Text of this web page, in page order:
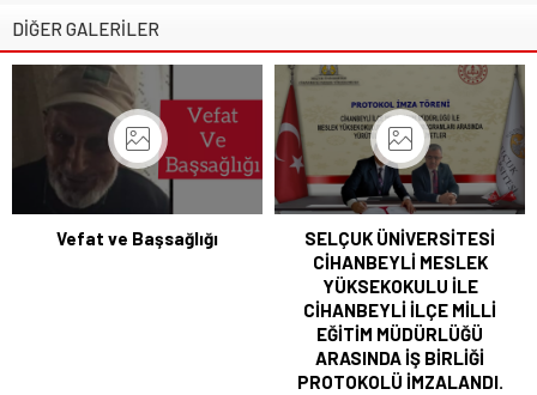
DİĞER GALERİLER
Vefat ve Başsağlığı
SELÇUK ÜNİVERSİTESİ
CİHANBEYLİ MESLEK
YÜKSEKOKULU İLE
CİHANBEYLİ İLÇE MİLLİ
EĞİTİM MÜDÜRLÜĞÜ
ARASINDA İŞ BİRLİĞİ
PROTOKOLÜ İMZALANDI.